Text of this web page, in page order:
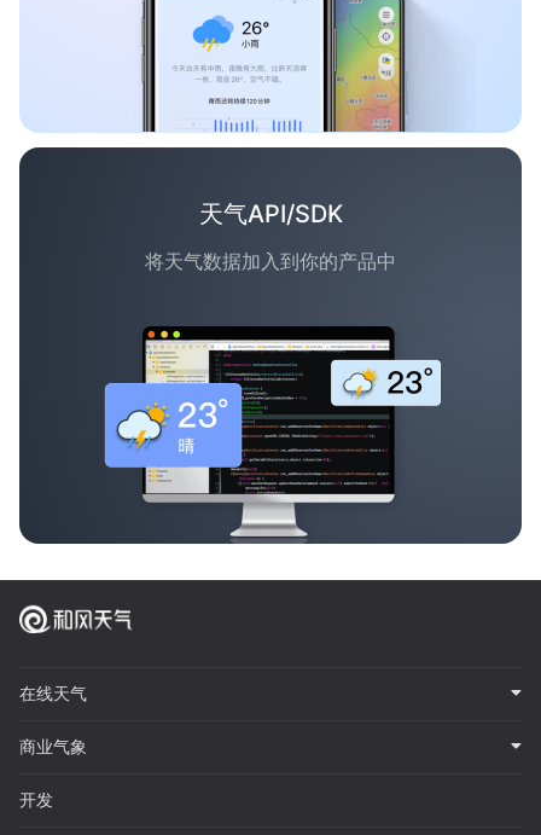
天气API/SDK
将天气数据加入到你的产品中
在线天气
商业气象
开发